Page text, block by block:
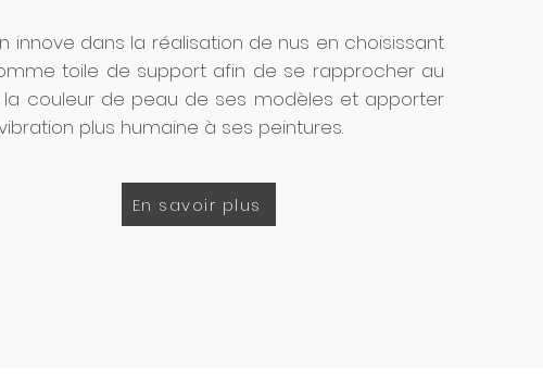
innove dans la réalisation de nus en choisissant
toile de support afin de se rapprocher au
la couleur de peau de ses modèles et apporter
plus humaine à ses peintures.
En savoir plus